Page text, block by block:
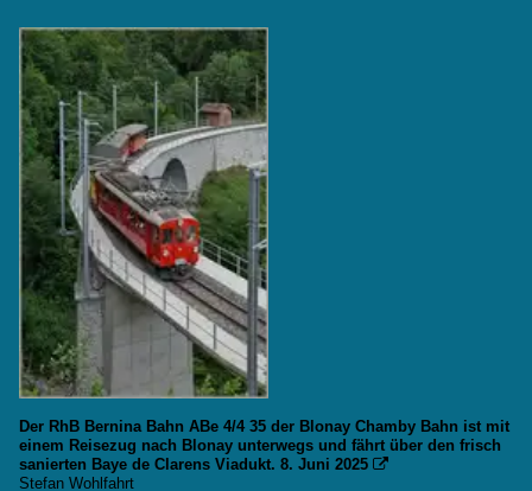
Der RhB Bernina Bahn ABe 4/4 35 der Blonay Chamby Bahn ist mit
einem Reisezug nach Blonay unterwegs und fährt über den frisch
sanierten Baye de Clarens Viadukt. 8. Juni 2025

Stefan Wohlfahrt